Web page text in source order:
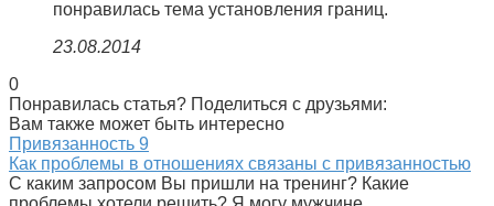
понравилась тема установления границ.
23.08.2014
0
Понравилась статья? Поделиться с друзьями:
Вам также может быть интересно
Привязанность 9
Как проблемы в отношениях связаны с привязанностью
С каким запросом Вы пришли на тренинг? Какие